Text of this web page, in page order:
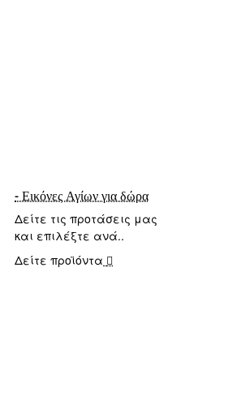
- Εικόνες Αγίων για δώρα
Δείτε τις προτάσεις μας
και επιλέξτε ανά..
Δείτε προϊόντα